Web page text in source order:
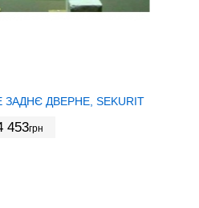
ДВЕРНЕ, SEKURIT
453грн